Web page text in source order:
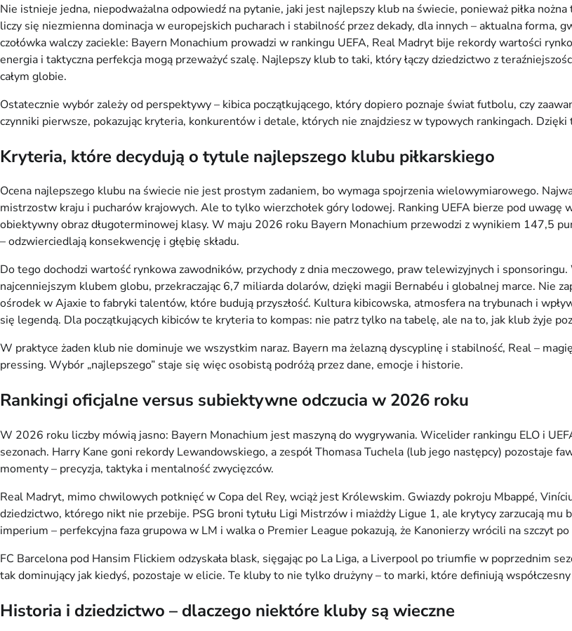
Nie istnieje jedna, niepodważalna odpowiedź na pytanie, jaki jest najlepszy klub na świecie, ponieważ piłka
liczy się niezmienna dominacja w europejskich pucharach i stabilność przez dekady, dla innych – aktualna forma,
czołówka walczy zaciekle: Bayern Monachium prowadzi w rankingu UEFA, Real Madryt bije rekordy wartości
energia i taktyczna perfekcja mogą przeważyć szalę. Najlepszy klub to taki, który łączy dziedzictwo z
całym globie.
Ostatecznie wybór zależy od perspektywy – kibica początkującego, który dopiero poznaje świat futbolu, czy
czynniki pierwsze, pokazując kryteria, konkurentów i detale, których nie znajdziesz w typowych rankingach.
Kryteria, które decydują o tytule najlepszego klubu piłkarskiego
Ocena najlepszego klubu na świecie nie jest prostym zadaniem, bo wymaga spojrzenia wielowymiarowego.
mistrzostw kraju i pucharów krajowych. Ale to tylko wierzchołek góry lodowej. Ranking UEFA bierze pod uwagę
obiektywny obraz długoterminowej klasy. W maju 2026 roku Bayern Monachium przewodzi z wynikiem 147,5
– odzwierciedlają konsekwencję i głębię składu.
Do tego dochodzi wartość rynkowa zawodników, przychody z dnia meczowego, praw telewizyjnych i
najcenniejszym klubem globu, przekraczając 6,7 miliarda dolarów, dzięki magii Bernabéu i globalnej marce. Nie
ośrodek w Ajaxie to fabryki talentów, które budują przyszłość. Kultura kibicowska, atmosfera na trybunach i
się legendą. Dla początkujących kibiców te kryteria to kompas: nie patrz tylko na tabelę, ale na to, jak klub żyje
W praktyce żaden klub nie dominuje we wszystkim naraz. Bayern ma żelazną dyscyplinę i stabilność, Real –
pressing. Wybór „najlepszego” staje się więc osobistą podróżą przez dane, emocje i historie.
Rankingi oficjalne versus subiektywne odczucia w 2026 roku
W 2026 roku liczby mówią jasno: Bayern Monachium jest maszyną do wygrywania. Wicelider rankingu ELO i
sezonach. Harry Kane goni rekordy Lewandowskiego, a zespół Thomasa Tuchela (lub jego następcy) pozostaje
momenty – precyzja, taktyka i mentalność zwycięzców.
Real Madryt, mimo chwilowych potknięć w Copa del Rey, wciąż jest Królewskim. Gwiazdy pokroju Mbappé,
dziedzictwo, którego nikt nie przebije. PSG broni tytułu Ligi Mistrzów i miażdży Ligue 1, ale krytycy zarzucają
imperium – perfekcyjna faza grupowa w LM i walka o Premier League pokazują, że Kanonierzy wrócili na szczyt po
FC Barcelona pod Hansim Flickiem odzyskała blask, sięgając po La Liga, a Liverpool po triumfie w poprzednim
tak dominujący jak kiedyś, pozostaje w elicie. Te kluby to nie tylko drużyny – to marki, które definiują
Historia i dziedzictwo – dlaczego niektóre kluby są wieczne